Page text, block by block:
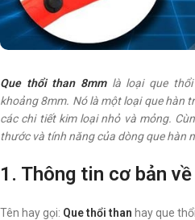
Que thổi than 8mmlà loại que thổi
khoảng 8mm. Nó là một loại que hàn
các chi tiết kim loại nhỏ và mỏng.
thước và tính năng của dòng que hàn
1. Thông tin cơ bản
Tên hay gọi: Que thổi than hay que